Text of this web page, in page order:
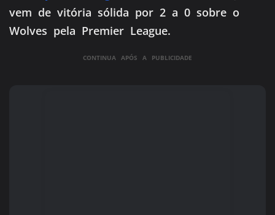
vem de vitória sólida por 2 a 0 sobre o
Wolves pela Premier League.
CONTINUA APÓS A PUBLICIDADE